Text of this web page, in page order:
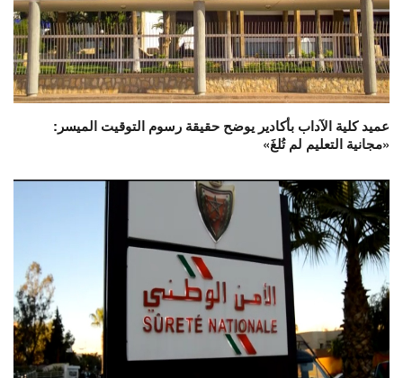
عميد كلية الآداب بأكادير يوضح حقيقة رسوم التوقيت الميسر:
«مجانية التعليم لم تُلغَ»